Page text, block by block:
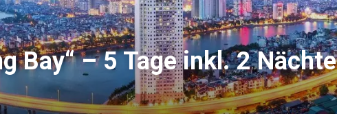
Bay“ – 5 Tage inkl. 2 Nächte